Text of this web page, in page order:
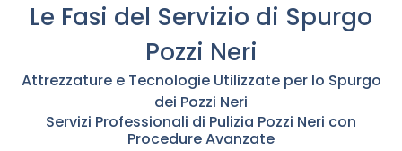
Le Fasi del Servizio di Spurgo
Pozzi Neri
Attrezzature e Tecnologie Utilizzate per lo Spurgo
dei Pozzi Neri
Servizi Professionali di Pulizia Pozzi Neri con
Procedure Avanzate